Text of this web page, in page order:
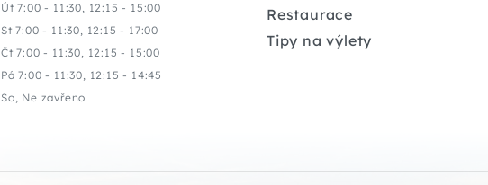
Út 7:00 - 11:30, 12:15 - 15:00
St 7:00 - 11:30, 12:15 - 17:00
Čt 7:00 - 11:30, 12:15 - 15:00
Pá 7:00 - 11:30, 12:15 - 14:45
So, Ne zavřeno
Restaurace
Tipy na výlety